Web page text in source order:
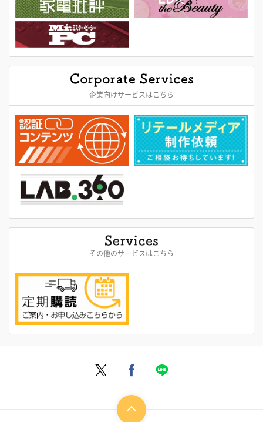
企業向けサービスはこちら
その他のサービスはこちら